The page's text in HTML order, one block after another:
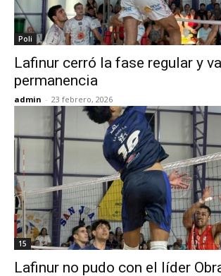
Poli
Lafinur cerró la fase regular y
permanencia
admin - 23 febrero, 2026
15
Lafinur no pudo con el líder